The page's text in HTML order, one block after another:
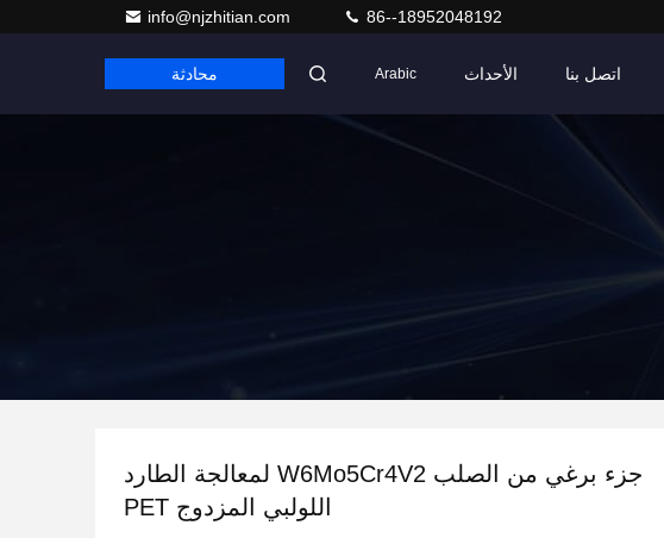
info@njzhitian.com 86--18952048192
اتصل بنا الأحداث Arabic محادثة
جزء برغي من الصلب W6Mo5Cr4V2 لمعالجة الطارد
اللولبي المزدوج PET